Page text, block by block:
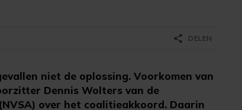
niet de oplossing. Voorkomen van
Dennis Wolters van de
over het coalitieakkoord. Daarin
share DELEN